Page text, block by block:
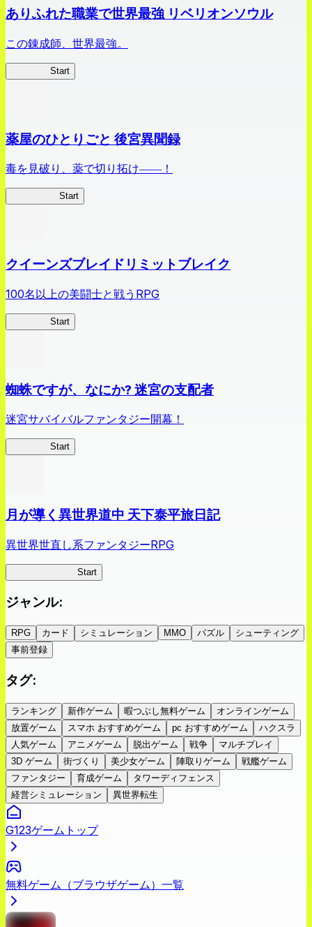
ありふれた職業で世界最強 リベリオンソウル
この錬成師、世界最強。
Start
薬屋のひとりごと 後宮異聞録
毒を見破り、薬で切り拓け――！
Start
クイーンズブレイドリミットブレイク
100名以上の美闘士と戦うRPG
Start
蜘蛛ですが、なにか? 迷宮の支配者
迷宮サバイバルファンタジー開幕！
Start
月が導く異世界道中 天下泰平旅日記
異世界世直し系ファンタジーRPG
Start
ジャンル:
RPG カード シミュレーション MMO パズル
シューティング
事前登録
タグ:
ランキング 新作ゲーム 暇つぶし無料ゲーム
オンラインゲーム
放置ゲーム
スマホ おすすめゲーム pc おすすめゲーム
ハクスラ
人気ゲーム
アニメゲーム 脱出ゲーム 戦争
マルチプレイ
3D ゲーム
街づくり 美少女ゲーム 陣取りゲーム
戦艦ゲーム
ファンタジー
育成ゲーム
タワーディフェンス
経営シミュレーション
異世界転生
G123ゲームトップ
無料ゲーム（ブラウザゲーム）一覧